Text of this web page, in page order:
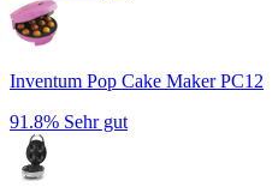
Inventum Pop Cake Maker PC12
91.8% Sehr gut